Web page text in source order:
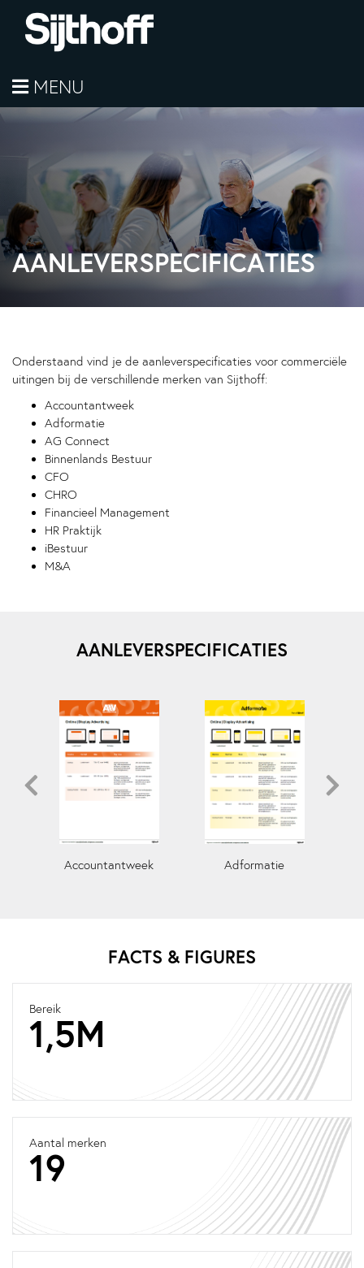
MENU
AANLEVERSPECIFICATIES
Onderstaand vind je de aanleverspecificaties voor commerciële
uitingen bij de verschillende merken van Sijthoff:
Accountantweek
Adformatie
AG Connect
Binnenlands Bestuur
CFO
CHRO
Financieel Management
HR Praktijk
iBestuur
M&A
AANLEVERSPECIFICATIES
Accountantweek Adformatie
FACTS & FIGURES
Bereik
1,5M
Aantal merken
19